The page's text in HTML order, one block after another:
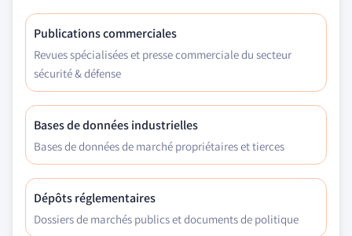
Publications commerciales
Revues spécialisées et presse commerciale du secteur
sécurité & défense
Bases de données industrielles
Bases de données de marché propriétaires et tierces
Dépôts réglementaires
Dossiers de marchés publics et documents de politique